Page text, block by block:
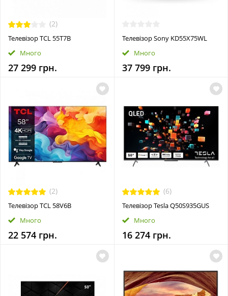
(2)
Телевiзор TCL 55T7B
Много
27 299 грн.
Телевізор Sony KD55X75WL
Много
37 799 грн.
(2)
Телевiзор TCL 58V6B
Много
22 574 грн.
(6)
Телевізор Tesla Q50S935GUS
Много
16 274 грн.